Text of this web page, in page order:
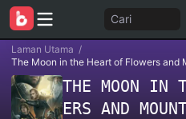
Cari
Laman Utama /
The Moon in the Heart of Flowers and
THE MOON IN
ERS AND